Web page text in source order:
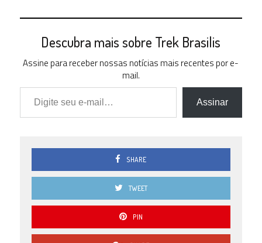
Descubra mais sobre Trek Brasilis
Assine para receber nossas notícias mais recentes por e-
mail.
Digite seu e-mail…
Assinar
SHARE
TWEET
PIN